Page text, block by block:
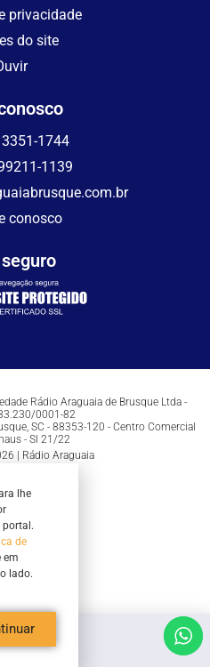
privacidade
do site
1744
1139
conosco
Rádio Araguaia de Brusque Ltda -
0001-82
SC - 88353-120 - Centro Comercial
- Sl 21/22
| Rádio Araguaia
lhe
portal.
de
em
lado.